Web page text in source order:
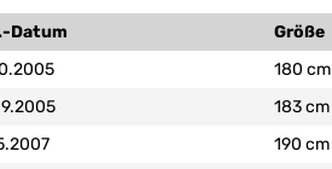
Datum Größe
180 cm
183 cm
190 cm